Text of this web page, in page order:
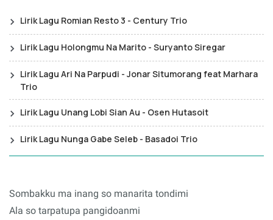
Lirik Lagu Romian Resto 3 - Century Trio
Lirik Lagu Holongmu Na Marito - Suryanto Siregar
Lirik Lagu Ari Na Parpudi - Jonar Situmorang feat Marhara
Trio
Lirik Lagu Unang Lobi Sian Au - Osen Hutasoit
Lirik Lagu Nunga Gabe Seleb - Basadoi Trio
Sombakku ma inang so manarita tondimi
Ala so tarpatupa pangidoanmi